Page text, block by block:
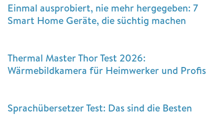
Einmal ausprobiert, nie mehr hergegeben: 7
Smart Home Geräte, die süchtig machen
Thermal Master Thor Test 2026:
Wärmebildkamera für Heimwerker und Profis
Sprachübersetzer Test: Das sind die Besten